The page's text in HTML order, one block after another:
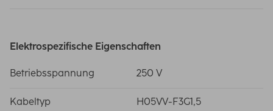
Elektrospezifische Eigenschaften
Betriebsspannung 250 V
Kabeltyp H05VV-F3G1,5